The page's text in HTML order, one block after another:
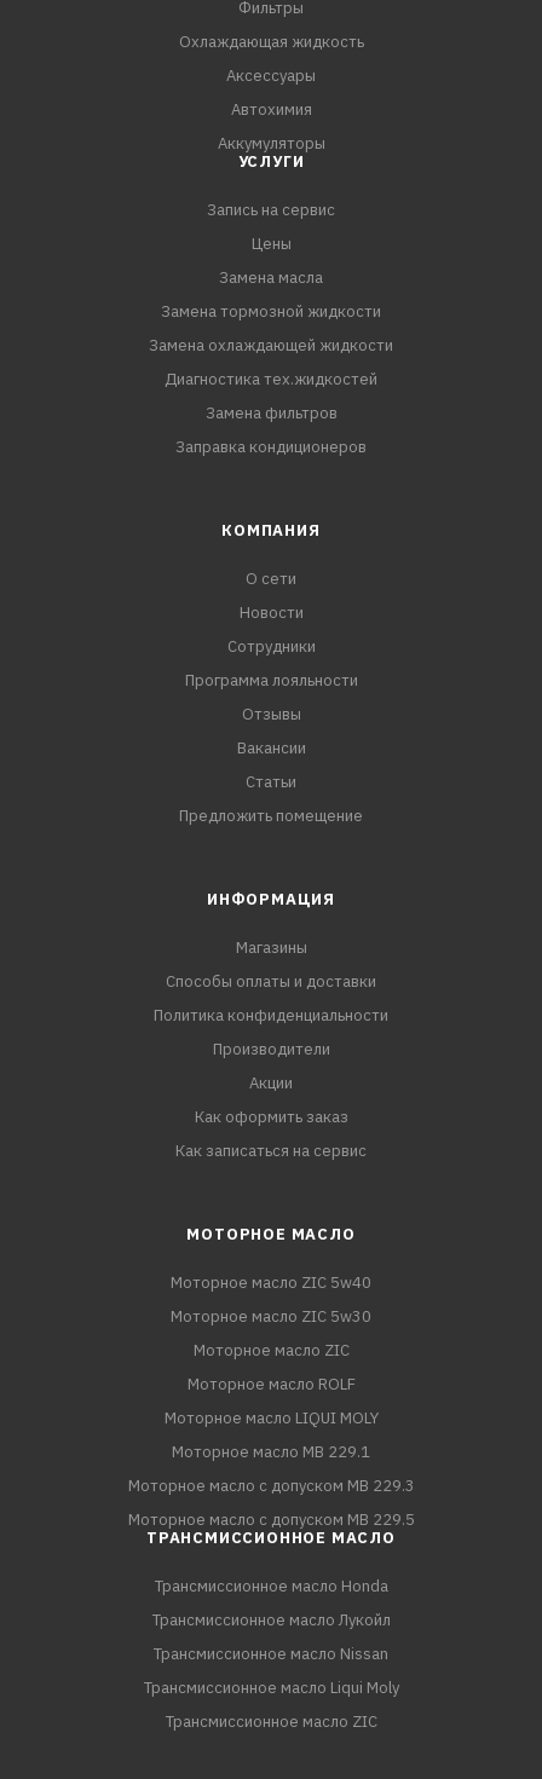
Щетка стеклоочистителя - 1 шт.
Фильтры
Охлаждающая жидкость
Аксессуары
Автохимия
Аккумуляторы
УСЛУГИ
Запись на сервис
Цены
Замена масла
Замена тормозной жидкости
Замена охлаждающей жидкости
Диагностика тех.жидкостей
Замена фильтров
Заправка кондиционеров
КОМПАНИЯ
О сети
Новости
Сотрудники
Программа лояльности
Отзывы
Вакансии
Статьи
Предложить помещение
ИНФОРМАЦИЯ
Магазины
Способы оплаты и доставки
Политика конфиденциальности
Производители
Акции
Как оформить заказ
Как записаться на сервис
МОТОРНОЕ МАСЛО
Моторное масло ZIC 5w40
Моторное масло ZIC 5w30
Моторное масло ZIC
Моторное масло ROLF
Моторное масло LIQUI MOLY
Моторное масло MB 229.1
Моторное масло с допуском MB 229.3
Моторное масло с допуском MB 229.5
ТРАНСМИССИОННОЕ МАСЛО
Трансмиссионное масло Honda
Трансмиссионное масло Лукойл
Трансмиссионное масло Nissan
Трансмиссионное масло Liqui Moly
Трансмиссионное масло ZIC